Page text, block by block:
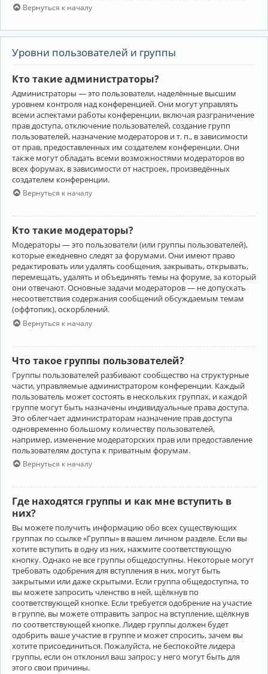
Вернуться к началу
Уровни пользователей и группы
Кто такие администраторы?
Администраторы — это пользователи, наделённые высшим
уровнем контроля над конференцией. Они могут управлять
всеми аспектами работы конференции, включая разграничение
прав доступа, отключение пользователей, создание групп
пользователей, назначение модераторов и т. п., в зависимости
от прав, предоставленных им создателем конференции. Они
также могут обладать всеми возможностями модераторов во
всех форумах, в зависимости от настроек, произведённых
создателем конференции.
Вернуться к началу
Кто такие модераторы?
Модераторы — это пользователи (или группы пользователей),
которые ежедневно следят за форумами. Они имеют право
редактировать или удалять сообщения, закрывать, открывать,
перемещать, удалять и объединять темы на форуме, за который
они отвечают. Основные задачи модераторов — не допускать
несоответствия содержания сообщений обсуждаемым темам
(оффтопик), оскорблений.
Вернуться к началу
Что такое группы пользователей?
Группы пользователей разбивают сообщество на структурные
части, управляемые администратором конференции. Каждый
пользователь может состоять в нескольких группах, и каждой
группе могут быть назначены индивидуальные права доступа.
Это облегчает администраторам назначение прав доступа
одновременно большому количеству пользователей,
например, изменение модераторских прав или предоставление
пользователям доступа к приватным форумам.
Вернуться к началу
Где находятся группы и как мне вступить в
них?
Вы можете получить информацию обо всех существующих
группах по ссылке «Группы» в вашем личном разделе. Если вы
хотите вступить в одну из них, нажмите соответствующую
кнопку. Однако не все группы общедоступны. Некоторые могут
требовать одобрения для вступления в них, могут быть
закрытыми или даже скрытыми. Если группа общедоступна, то
вы можете запросить членство в ней, щёлкнув по
соответствующей кнопке. Если требуется одобрение на участие
в группе, вы можете отправить запрос на вступление, щёлкнув
по соответствующей кнопке. Лидер группы должен будет
одобрить ваше участие в группе и может спросить, зачем вы
хотите присоединиться. Пожалуйста, не беспокойте лидера
группы, если он отклонил ваш запрос; у него могут быть для
этого свои причины.